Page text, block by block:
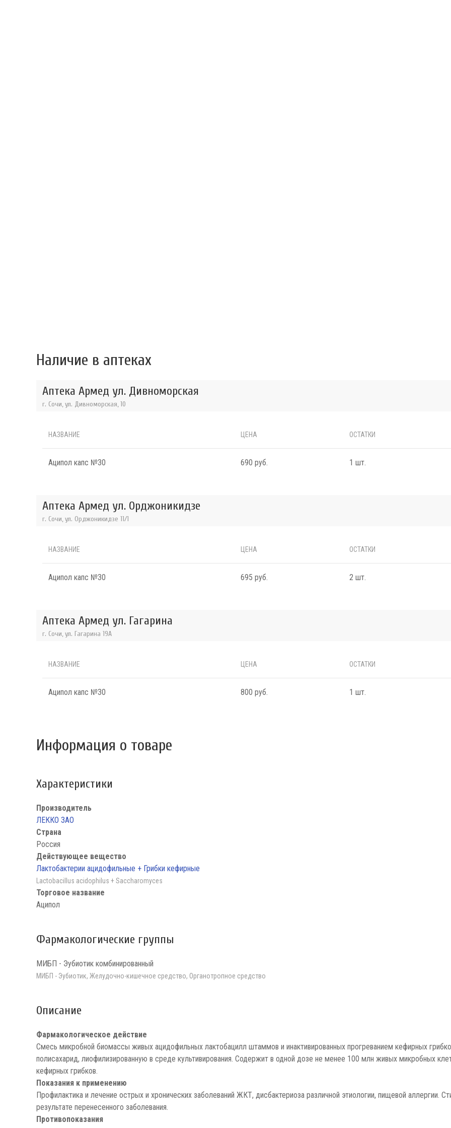
Наличие в аптеках
Аптека Армед ул. Дивноморская
г. Сочи, ул. Дивноморская, 10
НАЗВАНИЕ ЦЕНА ОСТАТКИ
Аципол капс №30 690 руб. 1 шт.
Аптека Армед ул. Орджоникидзе
г. Сочи, ул. Орджоникидзе 11/1
НАЗВАНИЕ ЦЕНА ОСТАТКИ
Аципол капс №30 695 руб. 2 шт.
Аптека Армед ул. Гагарина
г. Сочи, ул. Гагарина 19А
НАЗВАНИЕ ЦЕНА ОСТАТКИ
Аципол капс №30 800 руб. 1 шт.
Информация о товаре
Характеристики
Производитель
ЛЕККО ЗАО
Страна
Россия
Действующее вещество
Лактобактерии ацидофильные + Грибки кефирные
Lactobacillus acidophilus + Saccharomyces
Торговое название
Аципол
Фармакологические группы
МИБП - Эубиотик комбинированный
МИБП - Эубиотик, Желудочно-кишечное средство, Органотропное средство
Описание
Фармакологическое действие
Смесь микробной биомассы живых ацидофильных лактобацилл штаммов и инактивированных прогреванием кефирных
полисахарид, лиофилизированную в среде культивирования. Содержит в одной дозе не менее 100 млн живых микробных
кефирных грибков.
Показания к применению
Профилактика и лечение острых и хронических заболеваний ЖКТ, дисбактериоза различной этиологии, пищевой аллергии.
результате перенесенного заболевания.
Противопоказания